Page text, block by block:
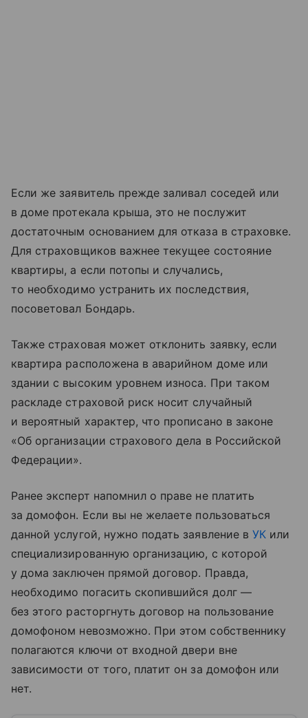
Если же заявитель прежде заливал соседей или
в доме протекала крыша, это не послужит
достаточным основанием для отказа в страховке.
Для страховщиков важнее текущее состояние
квартиры, а если потопы и случались,
то необходимо устранить их последствия,
посоветовал Бондарь.
Также страховая может отклонить заявку, если
квартира расположена в аварийном доме или
здании с высоким уровнем износа. При таком
раскладе страховой риск носит случайный
и вероятный характер, что прописано в законе
«Об организации страхового дела в Российской
Федерации».
Ранее эксперт напомнил о праве не платить
за домофон. Если вы не желаете пользоваться
данной услугой, нужно подать заявление в УК или
специализированную организацию, с которой
у дома заключен прямой договор. Правда,
необходимо погасить скопившийся долг —
без этого расторгнуть договор на пользование
домофоном невозможно. При этом собственнику
полагаются ключи от входной двери вне
зависимости от того, платит он за домофон или
нет.